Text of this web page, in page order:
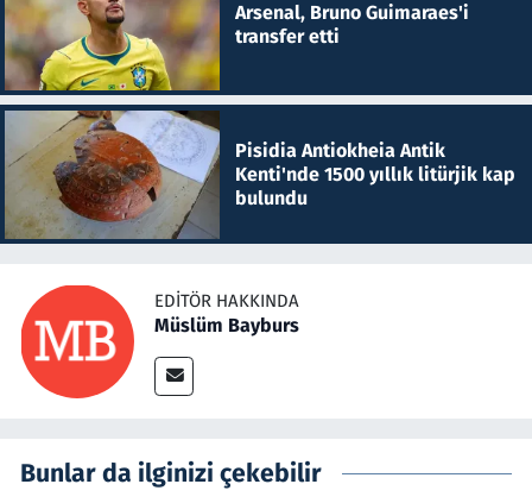
Arsenal, Bruno Guimaraes'i
transfer etti
Pisidia Antiokheia Antik
Kenti'nde 1500 yıllık litürjik kap
bulundu
EDITÖR HAKKINDA
Müslüm Bayburs
Bunlar da ilginizi çekebilir